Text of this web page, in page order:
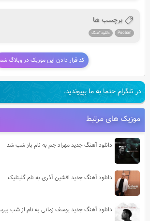
برچسب ها
Poobon دانلود آهنگ
کد قرار دادن این موزیک در وبلاگ
در تلگرام حتما به ما بپیوندید.
موزیک های مرتبط
دانلود آهنگ جدید مهراد جم به نام باز شب شد
دانلود آهنگ جدید افشین آذری به نام گلینلیک
دانلود آهنگ جدید یوسف زمانی به نام از شب